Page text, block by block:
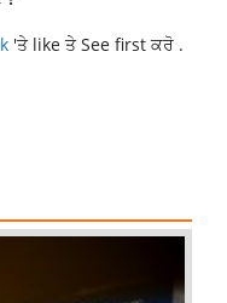
'ਤੇ like ਤੇ See first ਕਰੋ .